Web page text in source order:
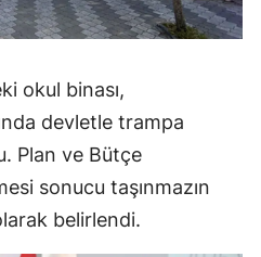
okul binası,
devletle trampa
Plan ve Bütçe
sonucu taşınmazın
belirlendi.